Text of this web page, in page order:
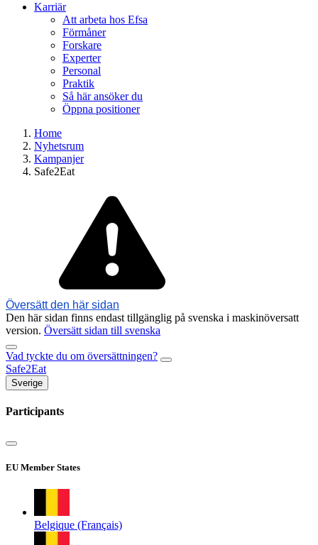
Karriär
Att arbeta hos Efsa
Förmåner
Forskare
Experter
Personal
Praktik
Så här ansöker du
Öppna positioner
Home
Nyhetsrum
Kampanjer
Safe2Eat
Översätt den här sidan
Den här sidan finns endast tillgänglig på svenska i maskinöversatt
version. Översätt sidan till svenska
Vad tyckte du om översättningen?
Safe2Eat
Sverige
Participants
EU Member States
Belgique (Français)